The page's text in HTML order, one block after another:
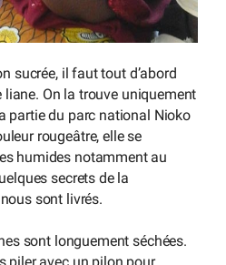
sucrée, il faut tout d’abord
liane. On la trouve uniquement
partie du parc national Nioko
rougeâtre, elle se
humides notamment au
secrets de la
sont livrés.
sont longuement séchées.